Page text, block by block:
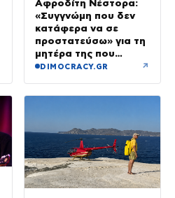
Αφροδίτη Νέστορα:
«Συγγνώμη που δεν
κατάφερα να σε
προστατεύσω» για τη
μητέρα της που
σκοτώθηκε στην
DIMOCRACY.GR ↗